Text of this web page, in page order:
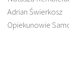
Adrian Świerkosz
Opiekunowie